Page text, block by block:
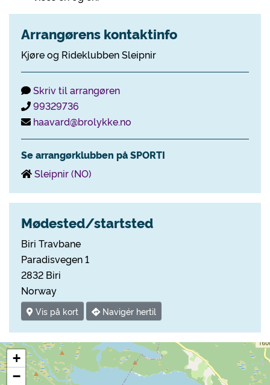
Arrangørens kontaktinfo
Kjøre og Rideklubben Sleipnir
Skriv til arrangøren
99329736
haavard@brolykke.no
Se arrangørklubben på SPORTI
Sleipnir (NO)
Mødested/startsted
Biri Travbane
Paradisvegen 1
2832 Biri
Norway
Vis på kort Navigér hertil
+
−